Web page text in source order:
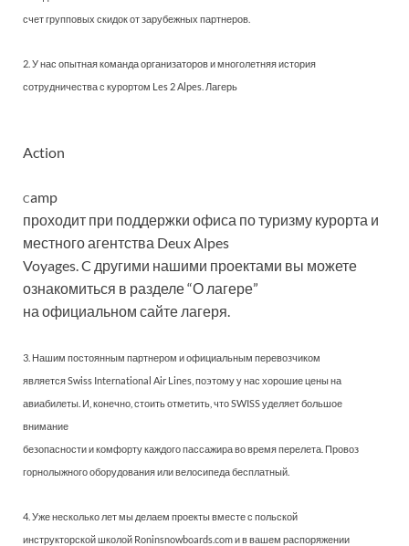
счет групповых скидок от зарубежных партнеров.
2. У нас опытная команда организаторов и многолетняя история
сотрудничества с курортом Les 2 Alpes. Лагерь
Action
Camp
проходит при поддержки офиса по туризму курорта и
местного агентства Deux Alpes
Voyages. C другими нашими проектами вы можете
ознакомиться в разделе “О лагере”
на официальном сайте лагеря.
3. Нашим постоянным партнером и официальным перевозчиком
является Swiss International Air Lines, поэтому у нас хорошие цены на
авиабилеты. И, конечно, стоить отметить, что SWISS уделяет большое
внимание
безопасности и комфорту каждого пассажира во время перелета. Провоз
горнолыжного оборудования или велосипеда бесплатный.
4. Уже несколько лет мы делаем проекты вместе с польской
инструкторской школой Roninsnowboards.com и в вашем распоряжении